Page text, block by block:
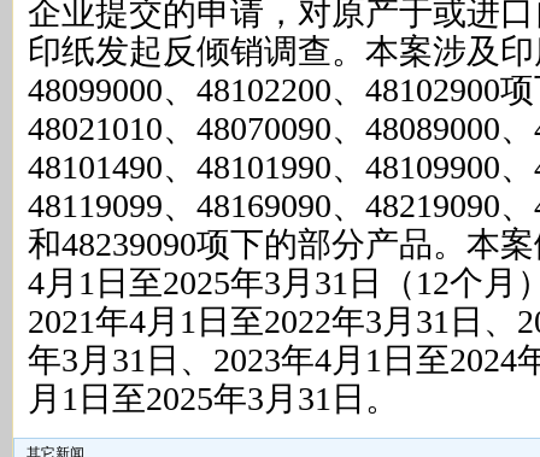
企业提交的申请，对原产于或进
印纸发起反倾销调查。本案涉及
48099000、48102200、48102900
48021010、48070090、48089000
48101490、48101990、48109900
48119099、48169090、48219090
和48239090项下的部分产品。本
4月1日至2025年3月31日（12个月
2021年4月1日至2022年3月31日、
年3月31日、2023年4月1日至2024
月1日至2025年3月31日。
其它新闻